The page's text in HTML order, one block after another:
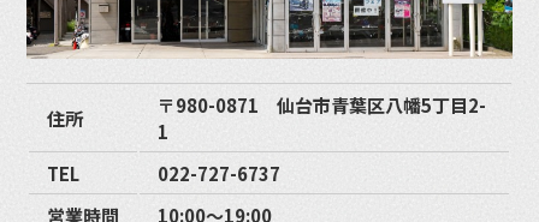
住所
〒980-0871 仙台市青葉区八幡5丁目2-
1
TEL
022-727-6737
営業時間
10:00〜19:00